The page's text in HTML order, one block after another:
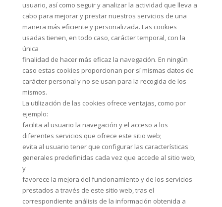
usuario, así como seguir y analizar la actividad que lleva a
cabo para mejorar y prestar nuestros servicios de una
manera más eficiente y personalizada. Las cookies
usadas tienen, en todo caso, carácter temporal, con la
única
finalidad de hacer más eficaz la navegación. En ningún
caso estas cookies proporcionan por sí mismas datos de
carácter personal y no se usan para la recogida de los
mismos.
La utilización de las cookies ofrece ventajas, como por
ejemplo:
facilita al usuario la navegación y el acceso a los
diferentes servicios que ofrece este sitio web;
evita al usuario tener que configurar las características
generales predefinidas cada vez que accede al sitio web;
y
favorece la mejora del funcionamiento y de los servicios
prestados a través de este sitio web, tras el
correspondiente análisis de la información obtenida a